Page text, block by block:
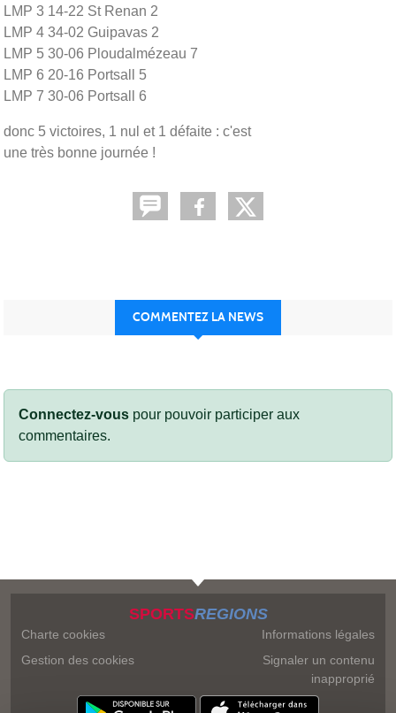
LMP 3 14-22 St Renan 2
LMP 4 34-02 Guipavas 2
LMP 5 30-06 Ploudalmézeau 7
LMP 6 20-16 Portsall 5
LMP 7 30-06 Portsall 6
donc 5 victoires, 1 nul et 1 défaite : c'est
une très bonne journée !
COMMENTEZ LA NEWS
Connectez-vous pour pouvoir participer aux
commentaires.
SPORTSREGIONS
Charte cookies
Gestion des cookies
Informations légales
Signaler un contenu
inapproprié